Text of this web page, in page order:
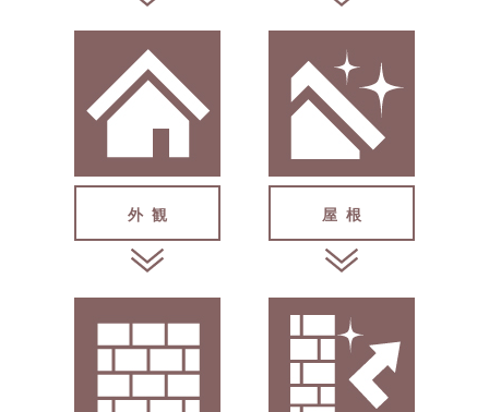
外 観 屋 根